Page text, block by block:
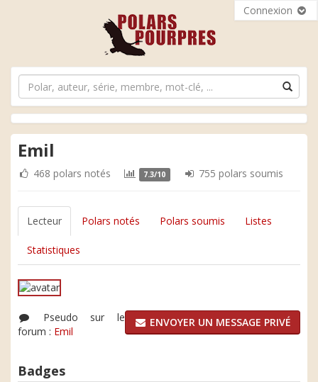
Connexion
Emil
468 polars notés 7.3/10 755 polars soumis
Lecteur Polars notés Polars soumis Listes
Statistiques
ENVOYER UN MESSAGE PRIVÉ
Pseudo sur le
forum : Emil
Badges